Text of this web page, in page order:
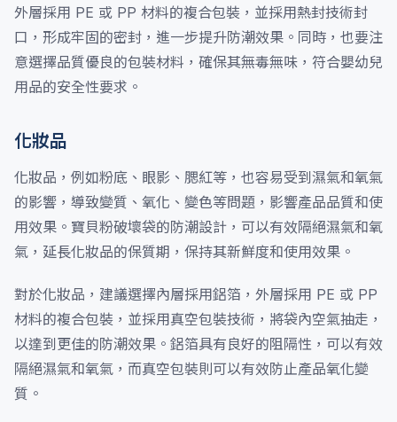
外層採用 PE 或 PP 材料的複合包裝，並採用熱封技術封
口，形成牢固的密封，進一步提升防潮效果。同時，也要注
意選擇品質優良的包裝材料，確保其無毒無味，符合嬰幼兒
用品的安全性要求。
化妝品
化妝品，例如粉底、眼影、腮紅等，也容易受到濕氣和氧氣
的影響，導致變質、氧化、變色等問題，影響產品品質和使
用效果。寶貝粉破壞袋的防潮設計，可以有效隔絕濕氣和氧
氣，延長化妝品的保質期，保持其新鮮度和使用效果。
對於化妝品，建議選擇內層採用鋁箔，外層採用 PE 或 PP
材料的複合包裝，並採用真空包裝技術，將袋內空氣抽走，
以達到更佳的防潮效果。鋁箔具有良好的阻隔性，可以有效
隔絕濕氣和氧氣，而真空包裝則可以有效防止產品氧化變
質。